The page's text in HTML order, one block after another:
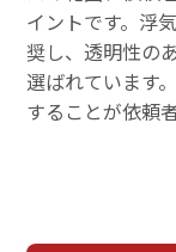
イントです。浮
奨し、透明性の
選ばれています
することが依頼